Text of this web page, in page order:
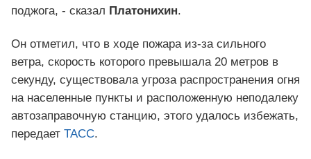
поджога, - сказал Платонихин.
Он отметил, что в ходе пожара из-за сильного
ветра, скорость которого превышала 20 метров в
секунду, существовала угроза распространения огня
на населенные пункты и расположенную неподалеку
автозаправочную станцию, этого удалось избежать,
передает ТАСС.